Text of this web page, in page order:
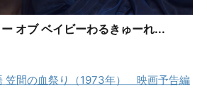
ー オブ ベイビーわるきゅーれ...
笠間の血祭り（1973年） 映画予告編